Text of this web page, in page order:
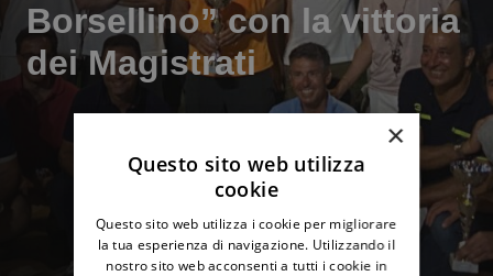
Borsellino” con la vittoria
dei Magistrati
×
Questo sito web utilizza
cookie
Questo sito web utilizza i cookie per migliorare
la tua esperienza di navigazione. Utilizzando il
nostro sito web acconsenti a tutti i cookie in